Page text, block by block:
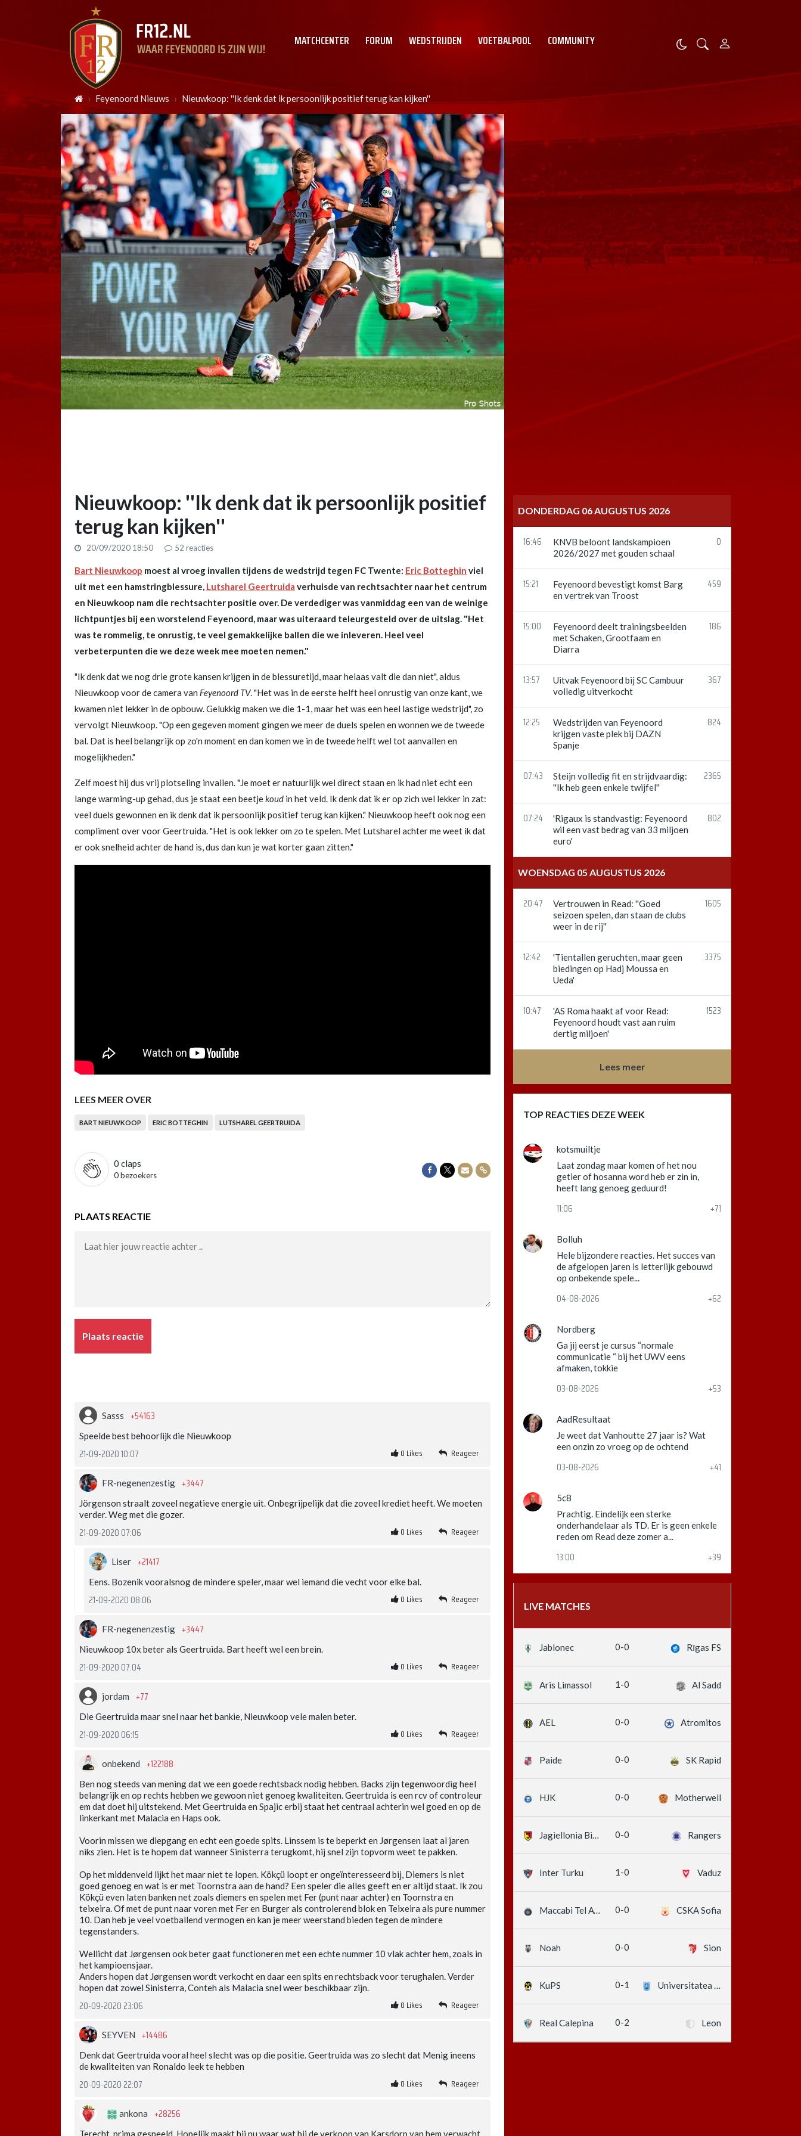
MATCHCENTER FORUM WEDSTRIJDEN VOETBALPOOL COMMUNITY
Feyenoord Nieuws Nieuwkoop: ''Ik denk dat ik persoonlijk positief terug kan kijken''
Nieuwkoop: ''Ik denk dat ik persoonlijk positief
terug kan kijken''
20/09/2020 18:50 52 reacties
Bart Nieuwkoop moest al vroeg invallen tijdens de wedstrijd tegen FC Twente: Eric Botteghin viel
uit met een hamstringblessure, Lutsharel Geertruida verhuisde van rechtsachter naar het centrum
en Nieuwkoop nam die rechtsachter positie over. De verdediger was vanmiddag een van de weinige
lichtpuntjes bij een worstelend Feyenoord, maar was uiteraard teleurgesteld over de uitslag. "Het
was te rommelig, te onrustig, te veel gemakkelijke ballen die we inleveren. Heel veel
verbeterpunten die we deze week mee moeten nemen."
"Ik denk dat we nog drie grote kansen krijgen in de blessuretijd, maar helaas valt die dan niet", aldus
Nieuwkoop voor de camera van Feyenoord TV. "Het was in de eerste helft heel onrustig van onze kant, we
kwamen niet lekker in de opbouw. Gelukkig maken we die 1-1, maar het was een heel lastige wedstrijd", zo
vervolgt Nieuwkoop. "Op een gegeven moment gingen we meer de duels spelen en wonnen we de tweede
bal. Dat is heel belangrijk op zo'n moment en dan komen we in de tweede helft wel tot aanvallen en
mogelijkheden."
Zelf moest hij dus vrij plotseling invallen. "Je moet er natuurlijk wel direct staan en ik had niet echt een
lange warming-up gehad, dus je staat een beetjekoud in het veld. Ik denk dat ik er op zich wel lekker in zat:
veel duels gewonnen en ik denk dat ik persoonlijk positief terug kan kijken." Nieuwkoop heeft ook nog een
compliment over voor Geertruida. "Het is ook lekker om zo te spelen. Met Lutsharel achter me weet ik dat
er ook snelheid achter de hand is, dus dan kun je wat korter gaan zitten."
LEES MEER OVER
BART NIEUWKOOP ERIC BOTTEGHIN LUTSHAREL GEERTRUIDA
0 claps
0 bezoekers
Delen op Facebook
Delen op Twitter
Delen via Mail
Delen via link
PLAATS REACTIE
Plaats reactie
Sasss +54163
Speelde best behoorlijk die Nieuwkoop
21-09-2020 10:07 0 Likes Reageer
FR-negenenzestig +3447
Jörgenson straalt zoveel negatieve energie uit. Onbegrijpelijk dat die zoveel krediet heeft. We moeten
verder. Weg met die gozer.
21-09-2020 07:06 0 Likes Reageer
Liser +21417
Eens. Bozenik vooralsnog de mindere speler, maar wel iemand die vecht voor elke bal.
21-09-2020 08:06 0 Likes Reageer
FR-negenenzestig +3447
Nieuwkoop 10x beter als Geertruida. Bart heeft wel een brein.
21-09-2020 07:04 0 Likes Reageer
jordam +77
Die Geertruida maar snel naar het bankie, Nieuwkoop vele malen beter.
21-09-2020 06:15 0 Likes Reageer
onbekend +122188
Ben nog steeds van mening dat we een goede rechtsback nodig hebben. Backs zijn tegenwoordig heel
belangrijk en op rechts hebben we gewoon niet genoeg kwaliteiten. Geertruida is een rcv of controleur
em dat doet hij uitstekend. Met Geertruida en Spajic erbij staat het centraal achterin wel goed en op de
linkerkant met Malacia en Haps ook.
Voorin missen we diepgang en echt een goede spits. Linssem is te beperkt en Jørgensen laat al jaren
niks zien. Het is te hopem dat wanneer Sinisterra terugkomt, hij snel zijn topvorm weet te pakken.
Op het middenveld lijkt het maar niet te lopen. Kökçü loopt er ongeïnteresseerd bij, Diemers is niet
goed genoeg en wat is er met Toornstra aan de hand? Een speler die alles geeft en er altijd staat. Ik zou
Kökçü even laten banken net zoals diemers en spelen met Fer (punt naar achter) en Toornstra en
teixeira. Of met de punt naar voren met Fer en Burger als controlerend blok en Teixeira als pure nummer
10. Dan heb je veel voetballend vermogen en kan je meer weerstand bieden tegen de mindere
tegenstanders.
Wellicht dat Jørgensen ook beter gaat functioneren met een echte nummer 10 vlak achter hem, zoals in
het kampioensjaar.
Anders hopen dat Jørgensen wordt verkocht en daar een spits en rechtsback voor terughalen. Verder
hopen dat zowel Sinisterra, Conteh als Malacia snel weer beschikbaar zijn.
20-09-2020 23:06 0 Likes Reageer
SEYVEN +14486
Denk dat Geertruida vooral heel slecht was op die positie. Geertruida was zo slecht dat Menig ineens
de kwaliteiten van Ronaldo leek te hebben
20-09-2020 22:07 0 Likes Reageer
ankona +28256
Terecht, prima gespeeld. Hopelijk maakt hij nu waar wat bij de verkoop van Karsdorp van hem verwacht
DONDERDAG 06 AUGUSTUS 2026
16:46
KNVB beloont landskampioen
2026/2027 met gouden schaal
0
15:21
Feyenoord bevestigt komst Barg
en vertrek van Troost
459
15:00
Feyenoord deelt trainingsbeelden
met Schaken, Grootfaam en
Diarra
186
13:57
Uitvak Feyenoord bij SC Cambuur
volledig uitverkocht
367
12:25
Wedstrijden van Feyenoord
krijgen vaste plek bij DAZN
Spanje
824
07:43
Steijn volledig fit en strijdvaardig:
''Ik heb geen enkele twijfel''
2365
07:24
'Rigaux is standvastig: Feyenoord
wil een vast bedrag van 33 miljoen
euro'
802
WOENSDAG 05 AUGUSTUS 2026
20:47
Vertrouwen in Read: ''Goed
seizoen spelen, dan staan de clubs
weer in de rij''
1605
12:42
'Tientallen geruchten, maar geen
biedingen op Hadj Moussa en
Ueda'
3375
10:47
'AS Roma haakt af voor Read:
Feyenoord houdt vast aan ruim
dertig miljoen'
1523
Lees meer
TOP REACTIES DEZE WEEK
kotsmuiltje
Laat zondag maar komen of het nou
getier of hosanna word heb er zin in,
heeft lang genoeg geduurd!
11:06 +71
Bolluh
Hele bijzondere reacties. Het succes van
de afgelopen jaren is letterlijk gebouwd
op onbekende spele...
04-08-2026 +62
Nordberg
Ga jij eerst je cursus “normale
communicatie “ bij het UWV eens
afmaken, tokkie
03-08-2026 +53
AadResultaat
Je weet dat Vanhoutte 27 jaar is? Wat
een onzin zo vroeg op de ochtend
03-08-2026 +41
5c8
Prachtig. Eindelijk een sterke
onderhandelaar als TD. Er is geen enkele
reden om Read deze zomer a...
13:00 +39
LIVE MATCHES
Jablonec 0-0 Rīgas FS
Aris Limassol 1-0 Al Sadd
AEL 0-0 Atromitos
Paide 0-0 SK Rapid
HJK 0-0 Motherwell
Jagiellonia Białystok 0-0 Rangers
Inter Turku 1-0 Vaduz
Maccabi Tel Aviv 0-0 CSKA Sofia
Noah 0-0 Sion
KuPS 0-1 Universitatea Craiova
Real Calepina 0-2 Leon